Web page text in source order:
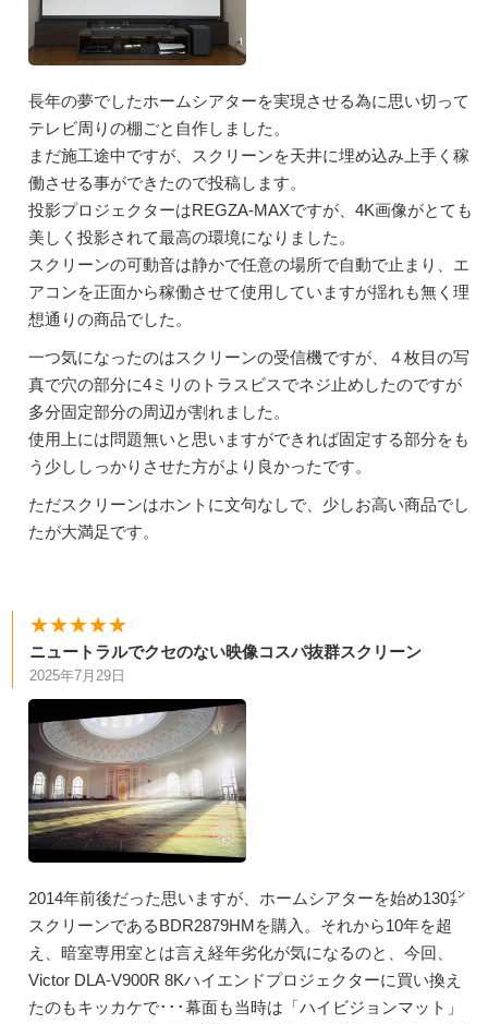
長年の夢でしたホームシアターを実現させる為に思い切って
テレビ周りの棚ごと自作しました。
まだ施工途中ですが、スクリーンを天井に埋め込み上手く稼
働させる事ができたので投稿します。
投影プロジェクターはREGZA-MAXですが、4K画像がとても
美しく投影されて最高の環境になりました。
スクリーンの可動音は静かで任意の場所で自動で止まり、エ
アコンを正面から稼働させて使用していますが揺れも無く理
想通りの商品でした。
一つ気になったのはスクリーンの受信機ですが、４枚目の写
真で穴の部分に4ミリのトラスビスでネジ止めしたのですが
多分固定部分の周辺が割れました。
使用上には問題無いと思いますができれば固定する部分をも
う少ししっかりさせた方がより良かったです。
ただスクリーンはホントに文句なしで、少しお高い商品でし
たが大満足です。
★★★★★
ニュートラルでクセのない映像コスパ抜群スクリーン
2025年7月29日
2014年前後だった思いますが、ホームシアターを始め130㌅
スクリーンであるBDR2879HMを購入。それから10年を超
え、暗室専用室とは言え経年劣化が気になるのと、今回、
Victor DLA-V900R 8Kハイエンドプロジェクターに買い換え
たのもキッカケで･･･幕面も当時は「ハイビジョンマット」